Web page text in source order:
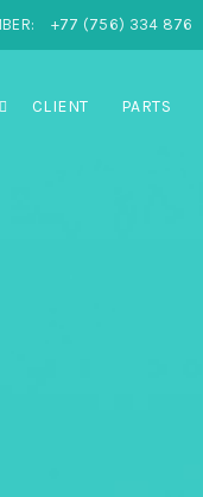
+77 (756) 334 876
CLIENT PARTS